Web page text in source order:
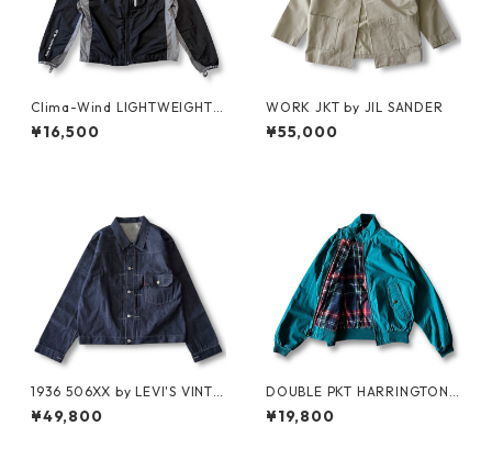
Clima-Wind LIGHTWEIGHT J
KT by SALOMON
¥16,500
WORK JKT by JIL SANDER
¥55,000
1936 506XX by LEVI'S VINTA
GE GLOTHING NO-WASH
¥49,800
DOUBLE PKT HARRINGTON J
KT by LANDS'END
¥19,800